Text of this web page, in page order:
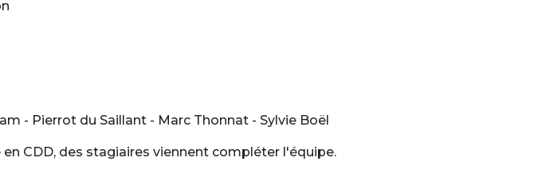
- Pierrot du Saillant - Marc Thonnat - Sylvie Boël
CDD, des stagiaires viennent compléter l'équipe.